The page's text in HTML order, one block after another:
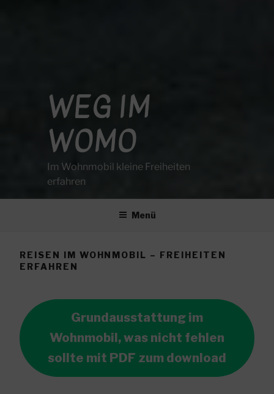
WEG IM
WOMO
Im Wohnmobil kleine Freiheiten
erfahren
Menü
REISEN IM WOHNMOBIL – FREIHEITEN
ERFAHREN
Grundausstattung im
Wohnmobil, was nicht fehlen
sollte mit PDF zum download